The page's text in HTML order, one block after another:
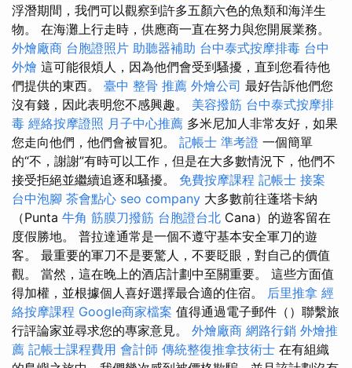
浮潛期間，我們可以觀察到許多五顏六色的魚類和海洋生
物。 在海灘上行走時，供應商一直在努力與您開展業務。
外燴廠商 台胞證照片 助聽器補助 台中泰式按摩排毒 台中
外燴 這可能很煩人，因為他們會受到騷擾，直到您看待他
們提供的東西。 臺中 整骨 推薦 外燴公司 最好告訴他們您
沒有錢，因此表明您不感興趣。 美容撥筋 台中泰式按摩排
毒 經絡按摩證照 月子中心推薦 多米尼加人非常友好，如果
您走向他們，他們會被冒犯。 記帳士 準考證 一個簡單
的“不，謝謝”有時可以工作，但是在大多數情況下，他們不
接受拒絕並繼續追逐和騷擾。 免費按摩課程 記帳士 接案
台中泡腳 茶會點心 seo company 大多數前往蓬塔卡納
（Punta 牛角 筋膜刀撥筋 台胞證台北 Cana）的遊客留在
度假勝地。 普拉達通常是一個不遵守基本安全軍刀的遊
客。 最重要的軍刀不是要驚人，不要眨眼，對自己的價值
觀。 當然，這在晚上的酒店計劃中至關重要。 這些方面值
得加權，並根據個人喜好選擇最合適的住宿。 后里推拿 經
絡按摩課程 Google商家檔案 值得通過電子郵件（）聯繫旅
行評論家並尋求您的專家意見。 外燴廠商 網路行銷 外燴推
薦 記帳士課程費用 會計師 傳統整復推拿技術士 在有組織